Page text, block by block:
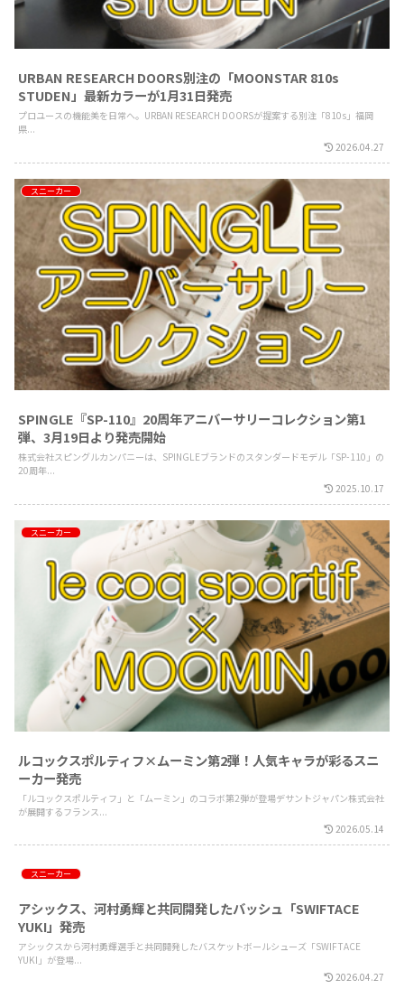
URBAN RESEARCH DOORS別注の「MOONSTAR 810s
STUDEN」最新カラーが1月31日発売
プロユースの機能美を日常へ。URBAN RESEARCH DOORSが提案する別注「810s」福岡
県...
2026.04.27
スニーカー
SPINGLE『SP-110』20周年アニバーサリーコレクション第1
弾、3月19日より発売開始
株式会社スピングルカンパニーは、SPINGLEブランドのスタンダードモデル「SP-110」の
20周年...
2025.10.17
スニーカー
ルコックスポルティフ×ムーミン第2弾！人気キャラが彩るスニ
ーカー発売
「ルコックスポルティフ」と「ムーミン」のコラボ第2弾が登場デサントジャパン株式会社
が展開するフランス...
2026.05.14
スニーカー
アシックス、河村勇輝と共同開発したバッシュ「SWIFTACE
YUKI」発売
アシックスから河村勇輝選手と共同開発したバスケットボールシューズ「SWIFTACE
YUKI」が登場...
2026.04.27